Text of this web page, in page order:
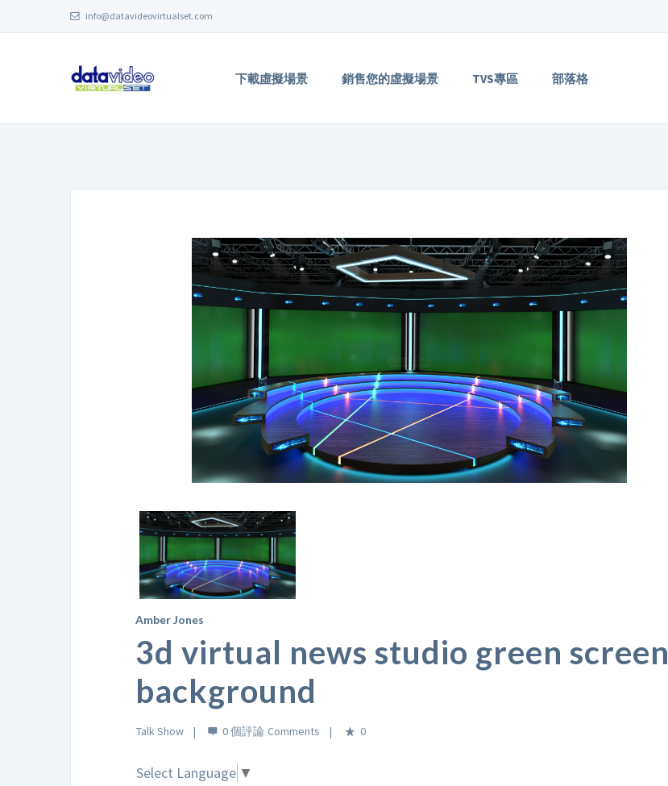
info@datavideovirtualset.com
下載虛擬場景 銷售您的虛擬場景 TVS專區 部落格
Amber Jones
3d virtual news studio green screen
background
Talk Show 0 個評論 0
Select Language ▼